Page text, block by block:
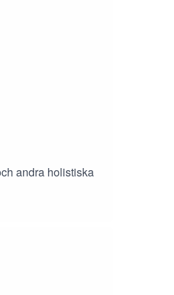
andra holistiska